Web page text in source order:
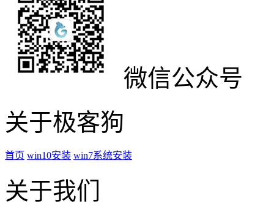
微信公众号
关于极客狗
首页 win10安装 win7系统安装
关于我们